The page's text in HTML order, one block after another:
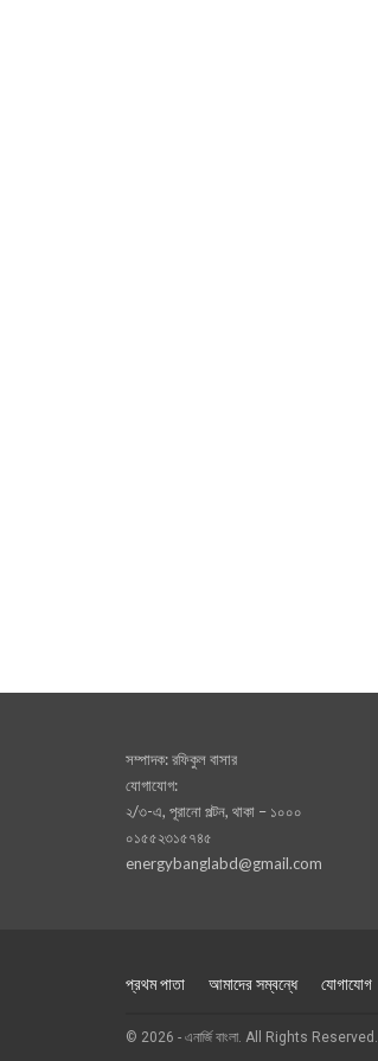
সম্পাদক: রফিকুল বাসার
যোগাযোগ:
২/৩-এ, পূরানো পল্টন, থাকা – ১০০০
০১৫৫২৩১৫৭৪৫
energybanglabd@gmail.com
প্রথম পাতা আমাদের সম্বন্ধে যোগাযোগ
© 2026 - এনার্জি বাংলা. All Rights Reserved.